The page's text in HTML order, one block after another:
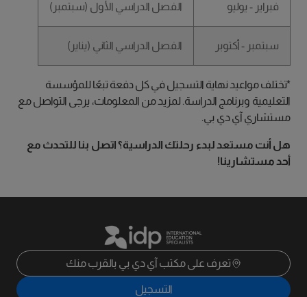
فبراير - يوليو الفصل الدراسي الأول (سبتمبر)
سبتمبر - أكتوبر الفصل الدراسي الثاني (يناير)
*تختلف مواعيد نهاية التسجيل في كل دفعة تبعًا للمؤسسة
التعليمية وبرنامج الدراسة. لمزيد من المعلومات، يرجى التواصل مع
مستشاري آي دي بي.
هل أنت مستعد لبدء رحلتك الدراسية؟ اتصل بنا للتحدث مع
أحد مستشارينا!
تعرف على مكتب آي دي بي بالقرب منك
التسجيل